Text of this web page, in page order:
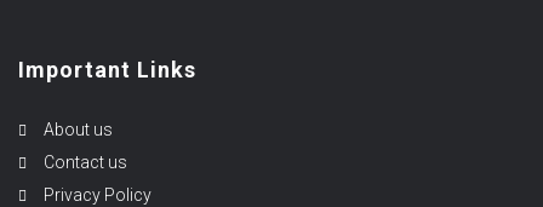
Important Links
About us
Contact us
Privacy Policy